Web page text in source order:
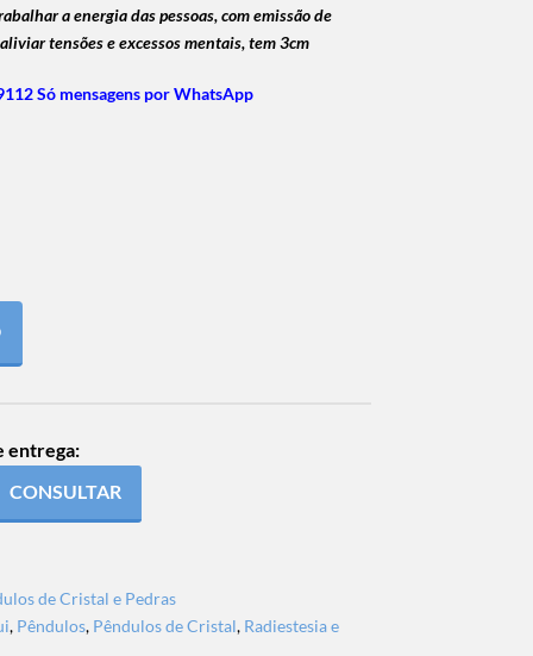
a energia das pessoas, com emissão de
tensões e excessos mentais, tem 3cm
Só mensagens por WhatsApp
entrega:
CONSULTAR
de Cristal e Pedras
, Pêndulos, Pêndulos de Cristal, Radiestesia e